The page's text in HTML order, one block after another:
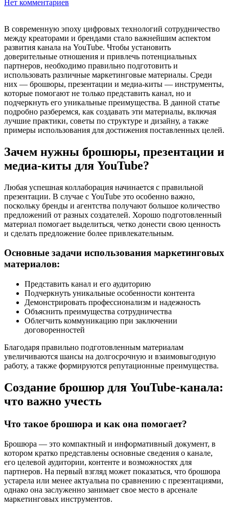
Нет комментариев
В современную эпоху цифровых технологий сотрудничество
между креаторами и брендами стало важнейшим аспектом
развития канала на YouTube. Чтобы установить
доверительные отношения и привлечь потенциальных
партнеров, необходимо правильно подготовить и
использовать различные маркетинговые материалы. Среди
них — брошюры, презентации и медиа-киты — инструменты,
которые помогают не только представить канал, но и
подчеркнуть его уникальные преимущества. В данной статье
подробно разберемся, как создавать эти материалы, включая
лучшие практики, советы по структуре и дизайну, а также
примеры использования для достижения поставленных целей.
Зачем нужны брошюры, презентации и
медиа-киты для YouTube?
Любая успешная коллаборация начинается с правильной
презентации. В случае с YouTube это особенно важно,
поскольку бренды и агентства получают большое количество
предложений от разных создателей. Хорошо подготовленный
материал помогает выделиться, четко донести свою ценность
и сделать предложение более привлекательным.
Основные задачи использования маркетинговых
материалов:
Представить канал и его аудиторию
Подчеркнуть уникальные особенности контента
Демонстрировать профессионализм и надежность
Объяснить преимущества сотрудничества
Облегчить коммуникацию при заключении
договоренностей
Благодаря правильно подготовленным материалам
увеличиваются шансы на долгосрочную и взаимовыгодную
работу, а также формируются репутационные преимущества.
Создание брошюр для YouTube-канала:
что важно учесть
Что такое брошюра и как она помогает?
Брошюра — это компактный и информативный документ, в
котором кратко представлены основные сведения о канале,
его целевой аудитории, контенте и возможностях для
партнеров. На первый взгляд может показаться, что брошюра
устарела или менее актуальна по сравнению с презентациями,
однако она заслуженно занимает свое место в арсенале
маркетинговых инструментов.